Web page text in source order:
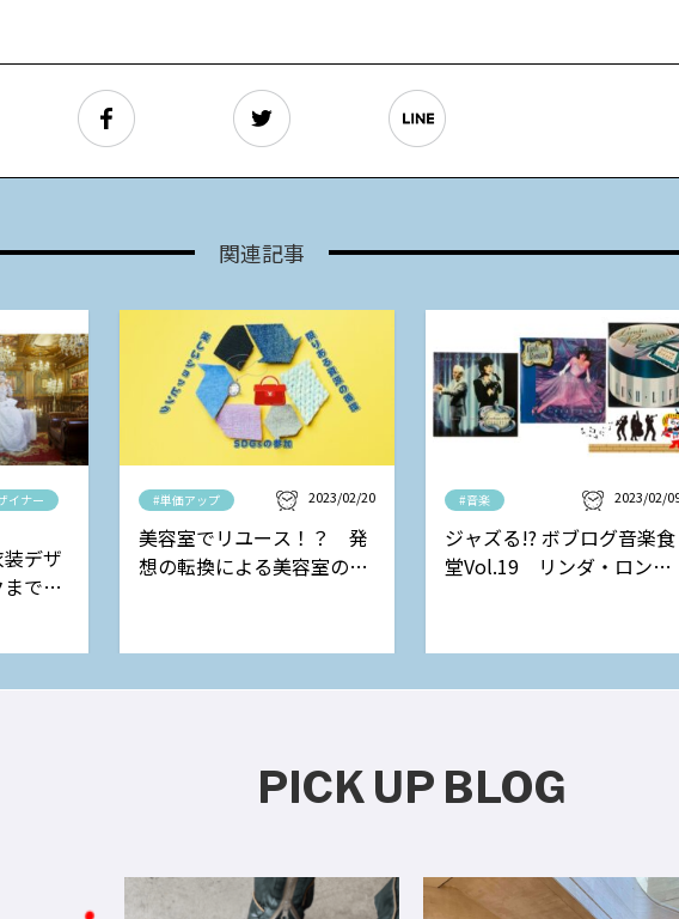
関連記事
イナー
デザ
で担
#単価アップ 2023/02/20
美容室でリユース！？ 発
想の転換による美容室の新
#音楽 2023/02/
ジャズる!? ボブログ音楽食
堂Vol.19 リンダ・ロンシ
PICK UP BLOG